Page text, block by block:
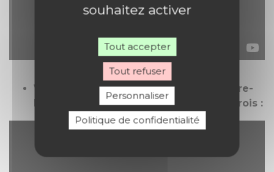
Veillée de Noël avec la Maîtrise de Notre-
Dame de Paris à Saint-Germain l’Auxerrois :
souhaitez activer
Tout accepter
Tout refuser
Personnaliser
Politique de confidentialité